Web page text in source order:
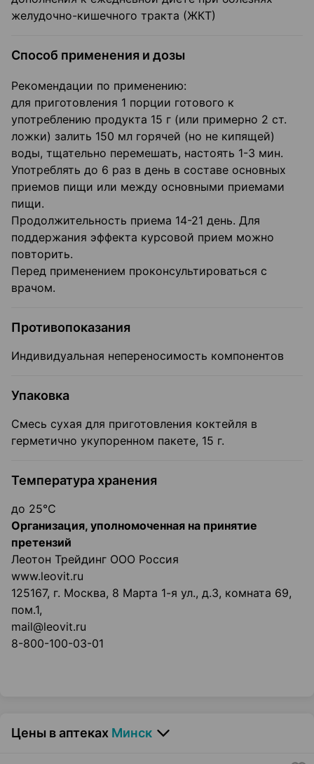
желудочно-кишечного тракта (ЖКТ)
Способ применения и дозы
Рекомендации по применению:
для приготовления 1 порции готового к
употреблению продукта 15 г (или примерно 2 ст.
ложки) залить 150 мл горячей (но не кипящей)
воды, тщательно перемешать, настоять 1-3 мин.
Употреблять до 6 раз в день в составе основных
приемов пищи или между основными приемами
пищи.
Продолжительность приема 14-21 день. Для
поддержания эффекта курсовой прием можно
повторить.
Перед применением проконсультироваться с
врачом.
Противопоказания
Индивидуальная непереносимость компонентов
Упаковка
Смесь сухая для приготовления коктейля в
герметично укупоренном пакете, 15 г.
Температура хранения
до 25℃
Организация, уполномоченная на принятие
претензий
Леотон Трейдинг ООО Россия
www.leovit.ru
125167, г. Москва, 8 Марта 1-я ул., д.3, комната 69,
пом.1,
mail@leovit.ru
8-800-100-03-01
Цены в аптеках Минск